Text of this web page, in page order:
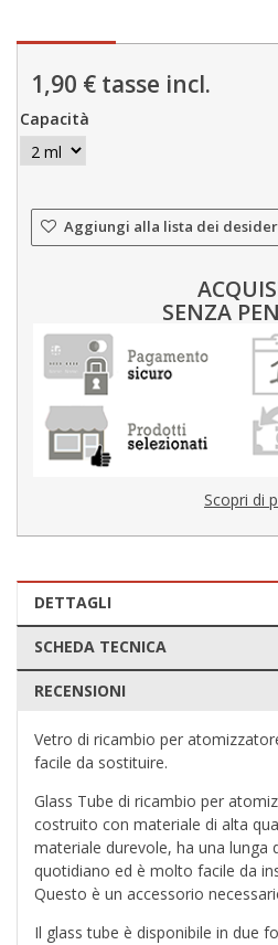
1,90 € tasse incl.
Capacità
Aggiungi alla lista dei
SENZA
Scopri di
DETTAGLI
SCHEDA TECNICA
RECENSIONI
Vetro di ricambio per
facile da sostituire.
Glass Tube di ricambio per
costruito con materiale di alta
materiale durevole, ha una lunga
quotidiano ed è molto facile da
Questo è un accessorio
Il glass tube è disponibile in due